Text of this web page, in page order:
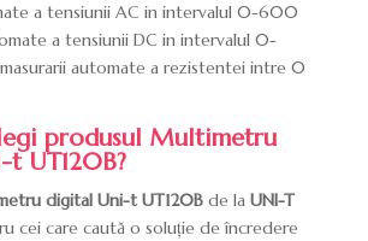
a tensiunii AC in intervalul 0-600
a tensiunii DC in intervalul 0-
automate a rezistentei intre 0
produsul Multimetru
UT120B?
digital Uni-t UT120Bde la UNI-T
cei care caută o soluție de încredere